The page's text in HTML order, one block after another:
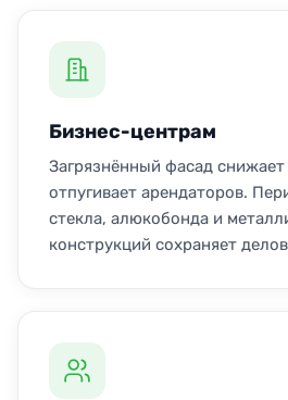
Бизнес-центрам
Загрязнённый фасад снижает
отпугивает арендаторов.
стекла, алюкобонда и
конструкций сохраняет